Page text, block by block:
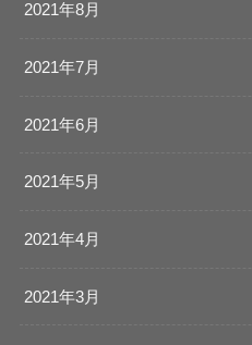
2021年8月
2021年7月
2021年6月
2021年5月
2021年4月
2021年3月